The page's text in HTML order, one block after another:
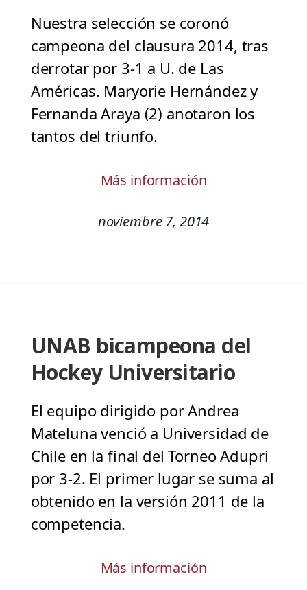
Nuestra selección se coronó
campeona del clausura 2014, tras
derrotar por 3-1 a U. de Las
Américas. Maryorie Hernández y
Fernanda Araya (2) anotaron los
tantos del triunfo.
Más información
noviembre 7, 2014
UNAB bicampeona del
Hockey Universitario
El equipo dirigido por Andrea
Mateluna venció a Universidad de
Chile en la final del Torneo Adupri
por 3-2. El primer lugar se suma al
obtenido en la versión 2011 de la
competencia.
Más información